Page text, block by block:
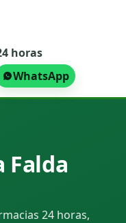
horas
WhatsApp
Falda
24 horas,